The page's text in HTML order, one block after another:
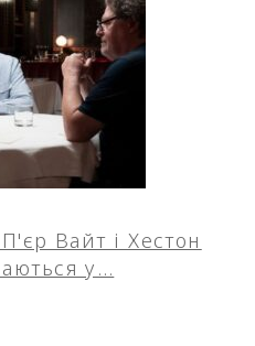
Вайт і Хестон
у…